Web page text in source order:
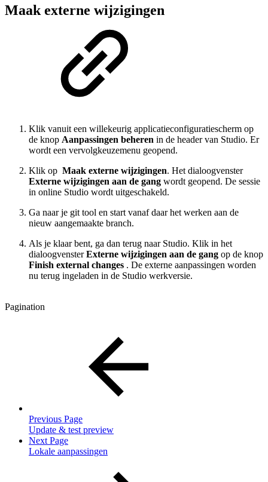
Maak externe wijzigingen
Klik vanuit een willekeurig applicatieconfiguratiescherm op
de knop Aanpassingen beheren in de header van Studio. Er
wordt een vervolgkeuzemenu geopend.
Klik op Maak externe wijzigingen. Het dialoogvenster
Externe wijzigingen aan de gang wordt geopend. De sessie
in online Studio wordt uitgeschakeld.
Ga naar je git tool en start vanaf daar het werken aan de
nieuw aangemaakte branch.
Als je klaar bent, ga dan terug naar Studio. Klik in het
dialoogvensterExterne wijzigingen aan de gang op de knop
Finish external changes . De externe aanpassingen worden
nu terug ingeladen in de Studio werkversie.
Pagination
Previous Page
Update & test preview
Next Page
Lokale aanpassingen